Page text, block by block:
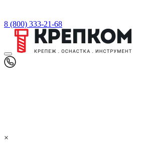
8 (800) 333-21-68
×